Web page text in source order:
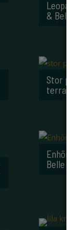
& Belle
Stor
Belle